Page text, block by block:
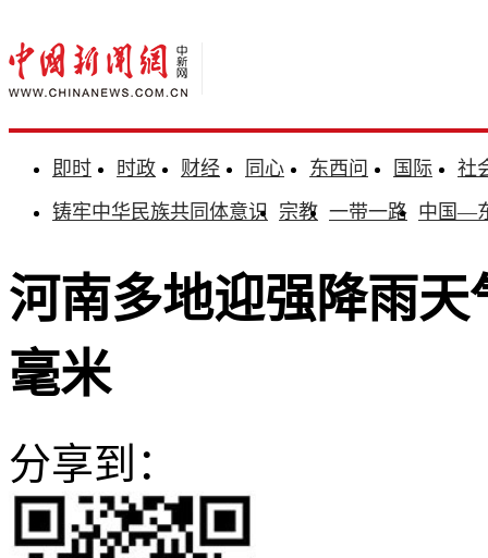
即时 时政 财经 同心 东西问 国际
社
铸牢中华民族共同体意识 宗教 一带一路 中国—
河南多地迎强降雨天
毫米
分享到：